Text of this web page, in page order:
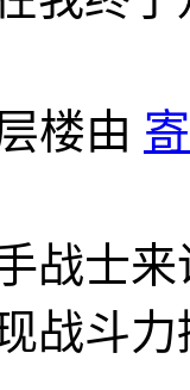
楼由
战士
战斗